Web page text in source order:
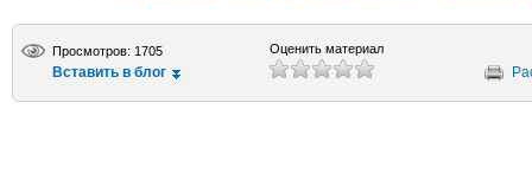
Просмотров: 1705
Вставить в блог
Оценить материал